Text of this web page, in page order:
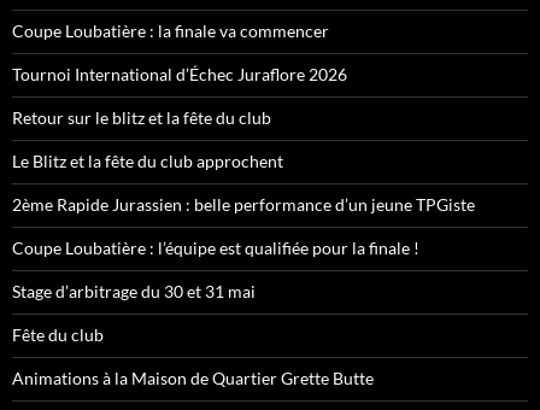
Coupe Loubatière : la finale va commencer
Tournoi International d’Échec Juraflore 2026
Retour sur le blitz et la fête du club
Le Blitz et la fête du club approchent
2ème Rapide Jurassien : belle performance d’un jeune TPGiste
Coupe Loubatière : l’équipe est qualifiée pour la finale !
Stage d’arbitrage du 30 et 31 mai
Fête du club
Animations à la Maison de Quartier Grette Butte